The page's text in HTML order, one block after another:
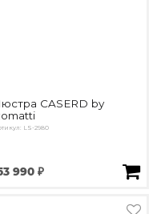
CASERD by
LS-2980
990 ₽